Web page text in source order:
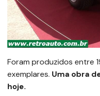
Foram produzidos entre
exemplares. Uma obra
hoje.